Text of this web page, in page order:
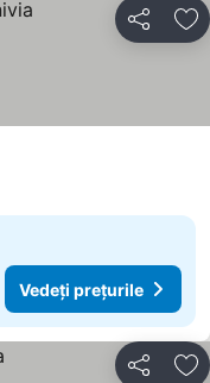
Distribuiți
Vedeți prețurile
Distribuiți